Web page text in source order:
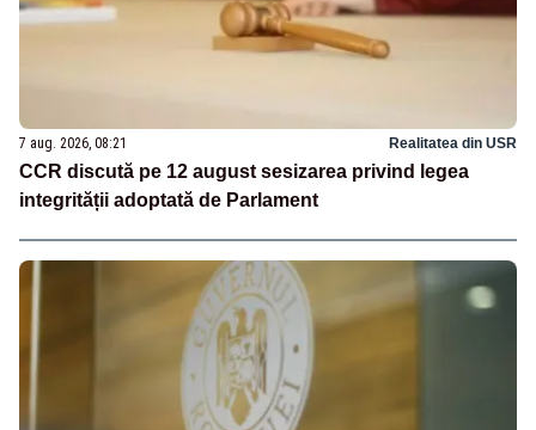
7 aug. 2026, 08:21 Realitatea din USR
CCR discută pe 12 august sesizarea privind legea
integrității adoptată de Parlament